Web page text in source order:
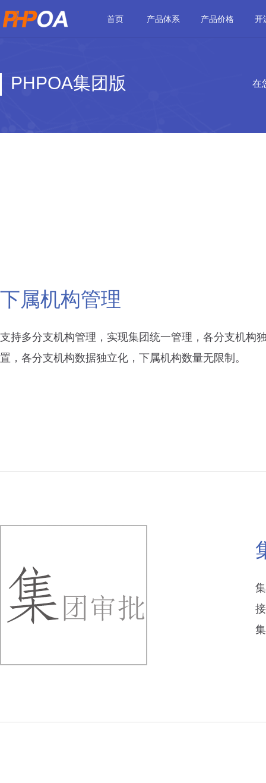
首页 产品体系 产品价格 开
PHPOA集团版 在
下属机构管理
支持多分支机构管理，实现集团统一管理，各分支机构
置，各分支机构数据独立化，下属机构数量无限制。